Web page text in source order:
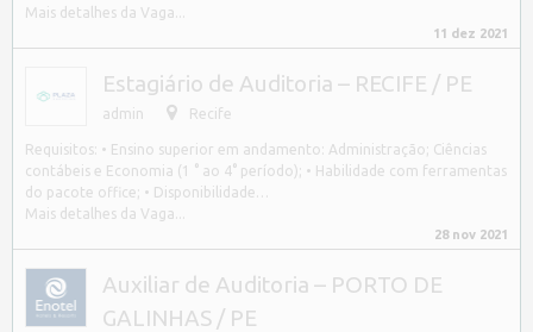
Mais detalhes da Vaga...
11 dez 2021
Estagiário de Auditoria – RECIFE / PE
admin Recife
Requisitos: • Ensino superior em andamento: Administração; Ciências
contábeis e Economia (1 ° ao 4° período); • Habilidade com ferramentas
do pacote office; • Disponibilidade…
Mais detalhes da Vaga...
28 nov 2021
Auxiliar de Auditoria – PORTO DE
GALINHAS / PE